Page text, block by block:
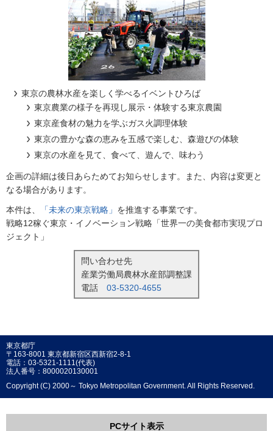
東京の農林水産を楽しく学べるイベントひろば
東京農業の様子を再現し展示・体験する東京農園
東京産食材の魅力を学ぶガス火調理体験
東京の豊かな森の恵みを五感で楽しむ、森遊びの体験
東京の水産を見て、食べて、遊んで、味わう
企画の詳細は後日あらためてお知らせします。また、内容は変更と
なる場合があります。
本件は、 「未来の東京戦略」 を推進する事業です。
戦略12稼ぐ東京・イノベーション戦略「世界一の美食都市実現プロ
ジェクト」
問い合わせ先
産業労働局農林水産部調整課
電話 03-5320-4655
東京都庁
〒163-8001 東京都新宿区西新宿2-8-1
電話：03-5321-1111(代表)
法人番号：8000020130001
Copyright (C) 2000～ Tokyo Metropolitan Government. All Rights Reserved.
PCサイト表示